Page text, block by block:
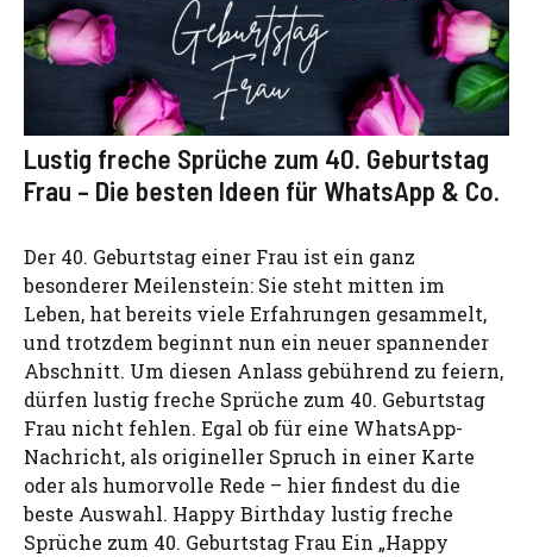
Lustig freche Sprüche zum 40. Geburtstag
Frau – Die besten Ideen für WhatsApp & Co.
Der 40. Geburtstag einer Frau ist ein ganz
besonderer Meilenstein: Sie steht mitten im
Leben, hat bereits viele Erfahrungen gesammelt,
und trotzdem beginnt nun ein neuer spannender
Abschnitt. Um diesen Anlass gebührend zu feiern,
dürfen lustig freche Sprüche zum 40. Geburtstag
Frau nicht fehlen. Egal ob für eine WhatsApp-
Nachricht, als origineller Spruch in einer Karte
oder als humorvolle Rede – hier findest du die
beste Auswahl. Happy Birthday lustig freche
Sprüche zum 40. Geburtstag Frau Ein „Happy